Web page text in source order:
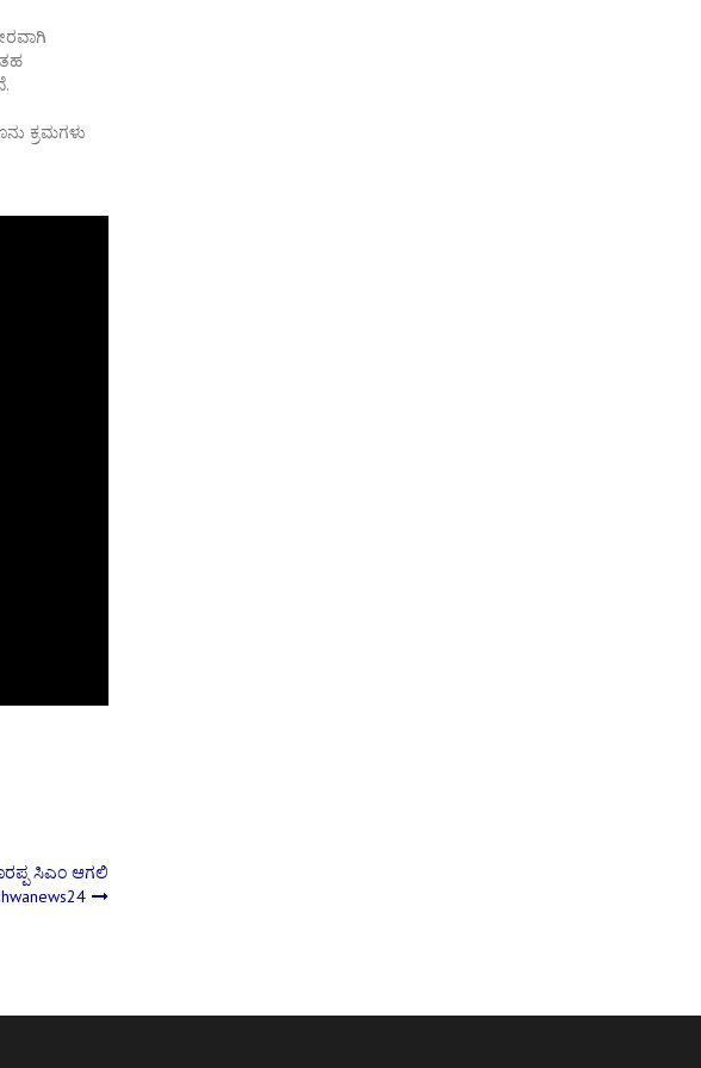
ಕ್ರಮಗಳು
ಸಿಎಂ ಆಗಲಿ